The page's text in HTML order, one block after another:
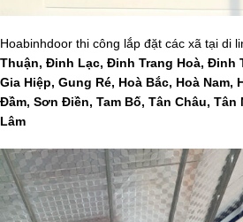
Hoabinhdoor thi công lắp đặt các xã tại di
Thuận, Đinh Lạc, Đinh Trang Hoà, Đinh
Gia Hiệp, Gung Ré, Hoà Bắc, Hoà Nam,
Đầm, Sơn Điền, Tam Bố, Tân Châu,
Lâm